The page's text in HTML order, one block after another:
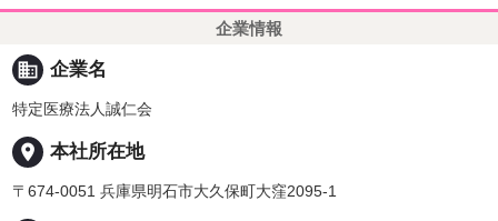
企業情報
business 企業名
特定医療法人誠仁会
place 本社所在地
〒674-0051 兵庫県明石市大久保町大窪2095-1